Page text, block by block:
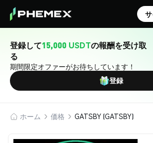
登録して15,000 USDTの報酬を受け取
る
期間限定オファーがお待ちしています！
登録
ホーム 価格 GATSBY (GATSBY)